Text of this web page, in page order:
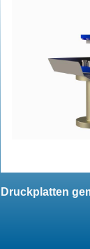
Druckplatten